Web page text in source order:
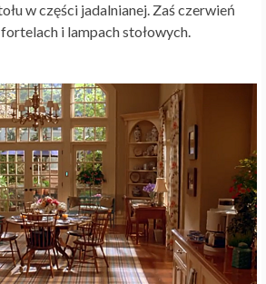
w części jadalnianej. Zaś czerwień
i lampach stołowych.